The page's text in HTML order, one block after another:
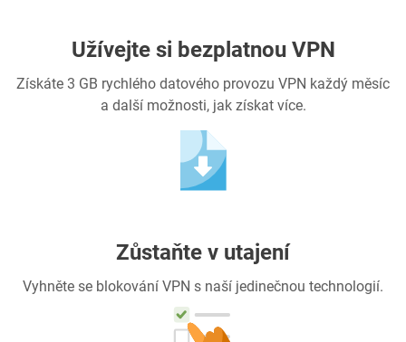
Užívejte si bezplatnou VPN
Získáte 3 GB rychlého datového provozu VPN každý měsíc
a další možnosti, jak získat více.
Zůstaňte v utajení
Vyhněte se blokování VPN s naší jedinečnou technologií.